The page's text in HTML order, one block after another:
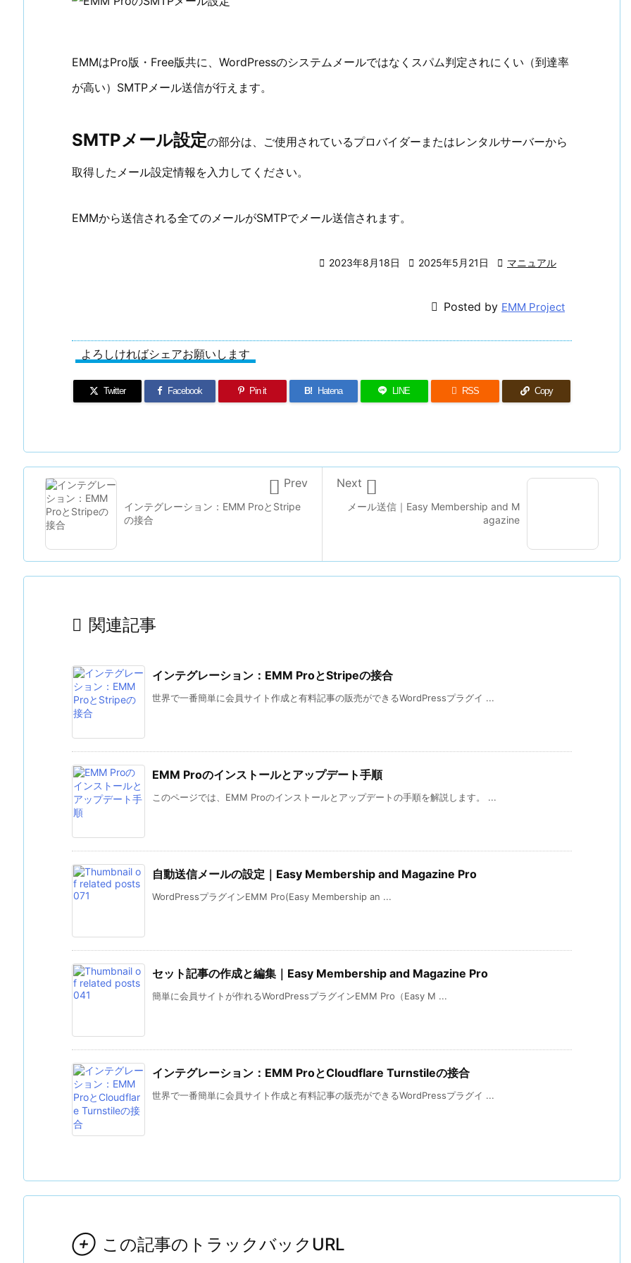
EMMはPro版・Free版共に、WordPressのシステムメールではなくスパム判定されにくい（到達率
が高い）SMTPメール送信が行えます。
SMTPメール設定の部分は、ご使用されているプロバイダーまたはレンタルサーバーから
取得したメール設定情報を入力してください。
EMMから送信される全てのメールがSMTPでメール送信されます。
 2023年8月18日  2025年5月21日  マニュアル
 Posted by EMM Project
よろしければシェアお願いします
Twitter Facebook Pin it B! Hatena LINE  RSS Copy
メール送信｜Easy Membership and M
agazine

Next
インテグレーション：EMM ProとStripe
の接合
 Prev
 関連記事
インテグレーション：EMM ProとStripeの接合
世界で一番簡単に会員サイト作成と有料記事の販売ができるWordPressプラグイ ...
EMM Proのインストールとアップデート手順
このページでは、EMM Proのインストールとアップデートの手順を解説します。 ...
自動送信メールの設定｜Easy Membership and Magazine Pro
WordPressプラグインEMM Pro(Easy Membership an ...
セット記事の作成と編集｜Easy Membership and Magazine Pro
簡単に会員サイトが作れるWordPressプラグインEMM Pro（Easy M ...
インテグレーション：EMM ProとCloudflare Turnstileの接合
世界で一番簡単に会員サイト作成と有料記事の販売ができるWordPressプラグイ ...
 この記事のトラックバックURL